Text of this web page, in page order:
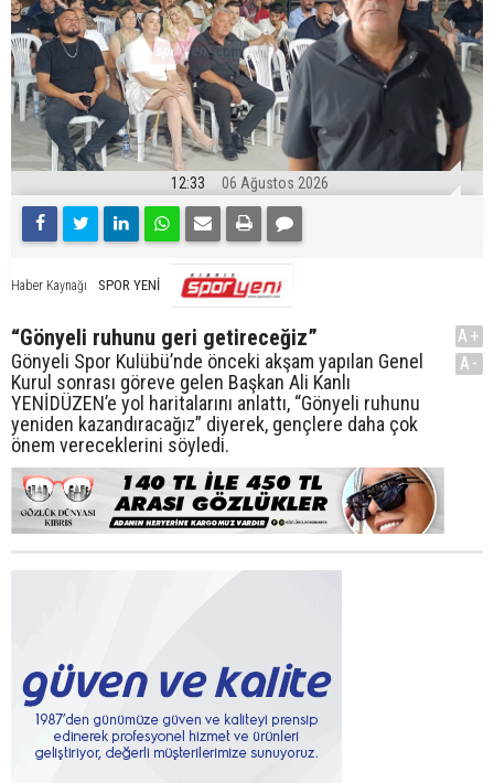
12:33 06 Ağustos 2026
Haber Kaynağı SPOR YENİ
“Gönyeli ruhunu geri getireceğiz”
Gönyeli Spor Kulübü’nde önceki akşam yapılan Genel
Kurul sonrası göreve gelen Başkan Ali Kanlı
YENİDÜZEN’e yol haritalarını anlattı, “Gönyeli ruhunu
yeniden kazandıracağız” diyerek, gençlere daha çok
önem vereceklerini söyledi.
A+
A-